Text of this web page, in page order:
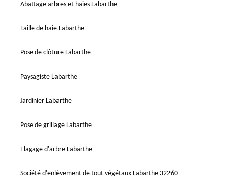
Abattage arbres et haies Labarthe
Taille de haie Labarthe
Pose de clôture Labarthe
Paysagiste Labarthe
Jardinier Labarthe
Pose de grillage Labarthe
Elagage d'arbre Labarthe
Société d'enlèvement de tout végétaux Labarthe 32260